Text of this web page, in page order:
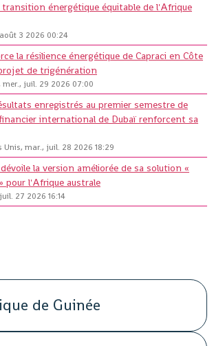
énergétique équitable de l'Afrique
août 3 2026 00:24
la résilience énergétique de Capraci en Côte
de trigénération
mer., juil. 29 2026 07:00
enregistrés au premier semestre de
international de Dubaï renforcent sa
Unis, mar., juil. 28 2026 18:29
la version améliorée de sa solution «
pour l'Afrique australe
27 2026 16:14
de Guinée